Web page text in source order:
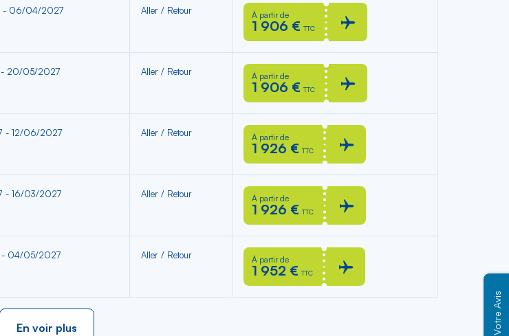
- 06/04/2027 Aller / Retour À partir de
1 906 € TTC
20/05/2027 Aller / Retour À partir de
1 906 € TTC
- 12/06/2027 Aller / Retour À partir de
1 926 € TTC
- 16/03/2027 Aller / Retour À partir de
1 926 € TTC
- 04/05/2027 Aller / Retour À partir de
1 952 € TTC
En voir plus Votre Avis